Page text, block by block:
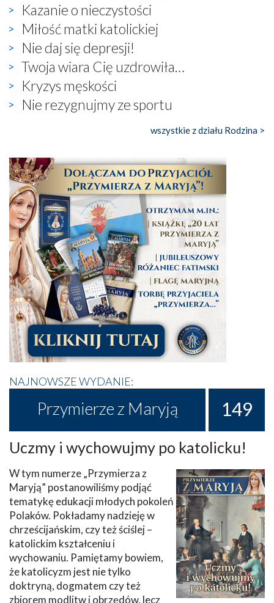
Kazanie o nieczystości
Miłość matki katolickiej
Nie daj się depresji!
Twoja wiara Cię uzdrowiła…
Kryzys męskości
Nie rezygnujmy ze sportu
wszystkie z działu Rodzina >
NAJNOWSZE WYDANIE:
Przymierze z Maryją 149
Uczmy i wychowujmy po katolicku!
W tym numerze „Przymierza z
Maryją” postanowiliśmy podjąć
tematykę edukacji młodych pokoleń
Polaków. Pokładamy nadzieję w
chrześcijańskim, czy też ściślej –
katolickim kształceniu i
wychowaniu. Pamiętamy bowiem,
że katolicyzm jest nie tylko
doktryną, dogmatem czy też
zbiorem modlitw i obrzędów, lecz